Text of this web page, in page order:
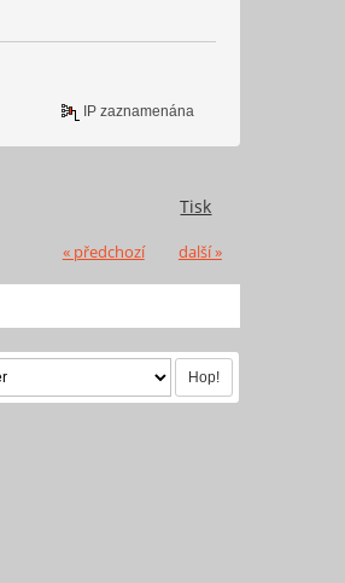
IP zaznamenána
Tisk
« předchozí další »